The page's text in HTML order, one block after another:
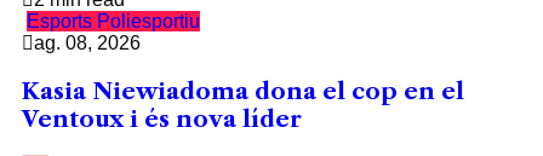
Esports Poliesportiu
ag. 08, 2026
Kasia Niewiadoma dona el cop en el
Ventoux i és nova líder